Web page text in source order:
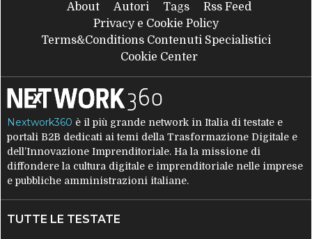
About Autori Tags
Rss Feed
Privacy e Cookie Policy
Terms&Conditions Contenuti Specialistici
Cookie Center
Nextwork360 è il più grande network in Italia di testate e
portali B2B dedicati ai temi della Trasformazione Digitale e
dell’Innovazione Imprenditoriale. Ha la missione di
diffondere la cultura digitale e imprenditoriale nelle imprese
e pubbliche amministrazioni italiane.
TUTTE LE TESTATE